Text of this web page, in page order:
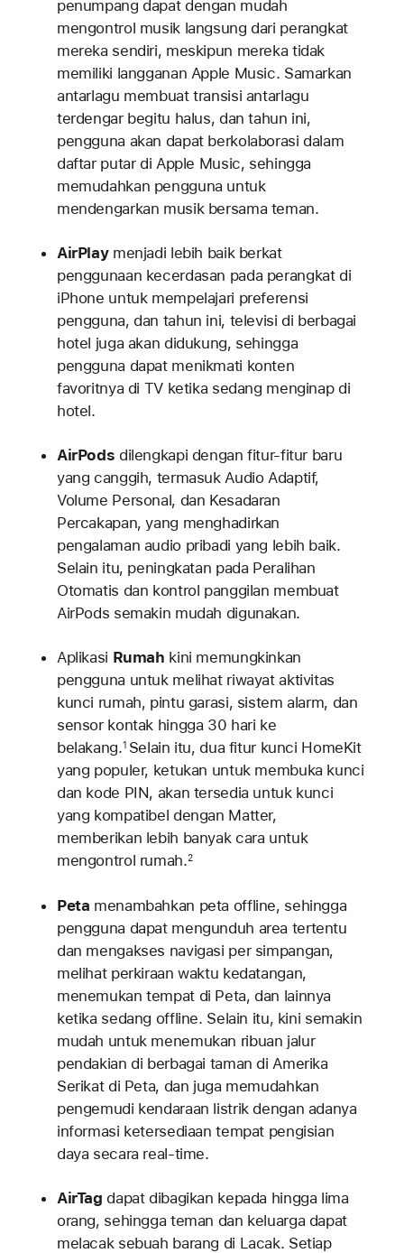
penumpang dapat dengan mudah
mengontrol musik langsung dari perangkat
mereka sendiri, meskipun mereka tidak
memiliki langganan Apple Music. Samarkan
antarlagu membuat transisi antarlagu
terdengar begitu halus, dan tahun ini,
pengguna akan dapat berkolaborasi dalam
daftar putar di Apple Music, sehingga
memudahkan pengguna untuk
mendengarkan musik bersama teman.
AirPlaymenjadi lebih baik berkat
penggunaan kecerdasan pada perangkat di
iPhone untuk mempelajari preferensi
pengguna, dan tahun ini, televisi di berbagai
hotel juga akan didukung, sehingga
pengguna dapat menikmati konten
favoritnya di TV ketika sedang menginap di
hotel.
AirPods dilengkapi dengan fitur-fitur baru
yang canggih, termasuk Audio Adaptif,
Volume Personal, dan Kesadaran
Percakapan, yang menghadirkan
pengalaman audio pribadi yang lebih baik.
Selain itu, peningkatan pada Peralihan
Otomatis dan kontrol panggilan membuat
AirPods semakin mudah digunakan.
Aplikasi Rumah kini memungkinkan
pengguna untuk melihat riwayat aktivitas
kunci rumah, pintu garasi, sistem alarm, dan
sensor kontak hingga 30 hari ke
belakang.1 Selain itu, dua fitur kunci HomeKit
yang populer, ketukan untuk membuka kunci
dan kode PIN, akan tersedia untuk kunci
yang kompatibel dengan Matter,
memberikan lebih banyak cara untuk
mengontrol rumah.2
Peta menambahkan peta offline, sehingga
pengguna dapat mengunduh area tertentu
dan mengakses navigasi per simpangan,
melihat perkiraan waktu kedatangan,
menemukan tempat di Peta, dan lainnya
ketika sedang offline. Selain itu, kini semakin
mudah untuk menemukan ribuan jalur
pendakian di berbagai taman di Amerika
Serikat di Peta, dan juga memudahkan
pengemudi kendaraan listrik dengan adanya
informasi ketersediaan tempat pengisian
daya secara real-time.
AirTag dapat dibagikan kepada hingga lima
orang, sehingga teman dan keluarga dapat
melacak sebuah barang di Lacak. Setiap